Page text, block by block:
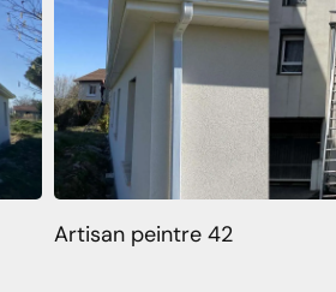
Artisan peintre 42